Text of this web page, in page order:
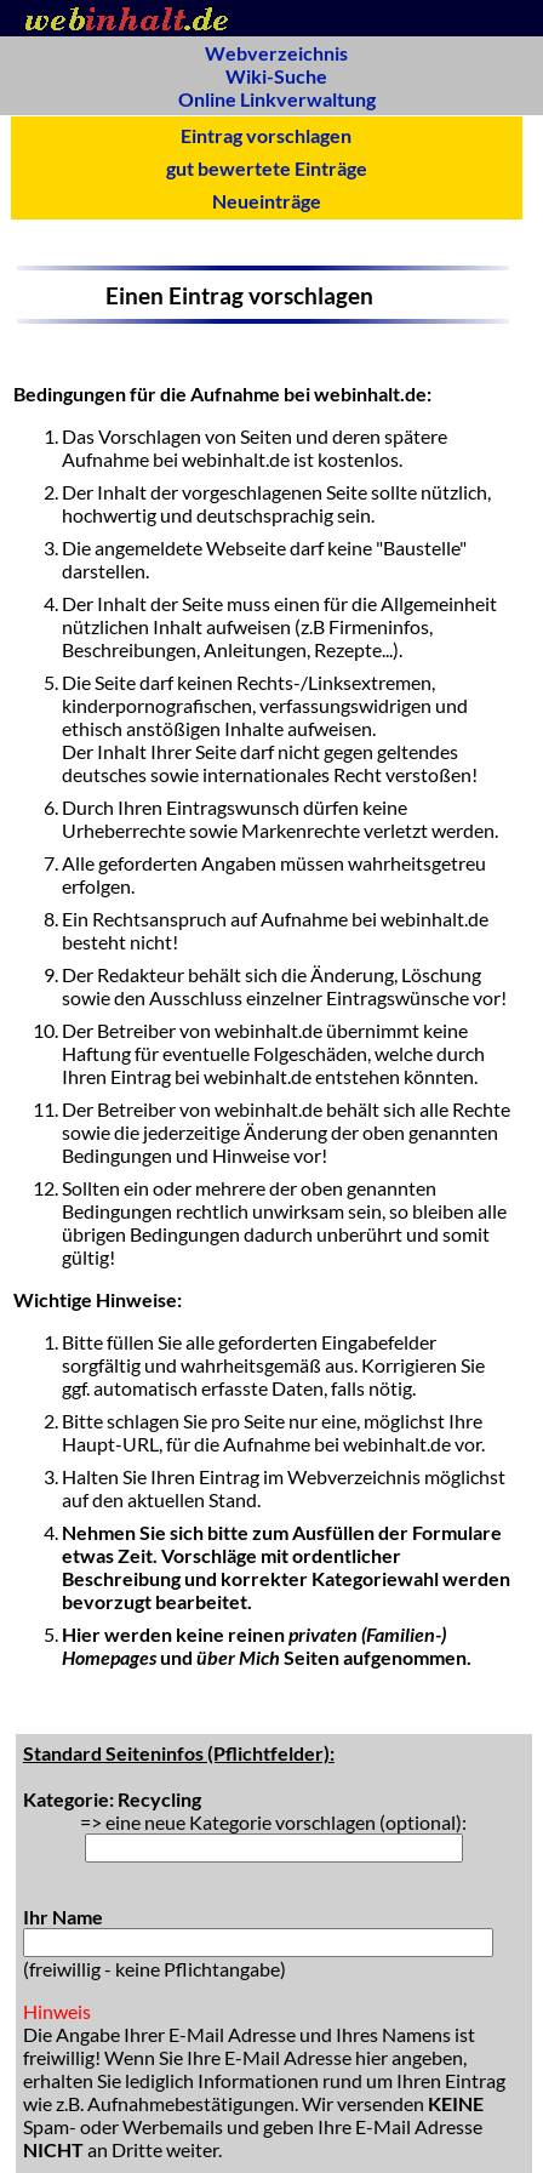
Webverzeichnis
Wiki-Suche
Online Linkverwaltung
Eintrag vorschlagen
gut bewertete Einträge
Neueinträge
Einen Eintrag vorschlagen
Bedingungen für die Aufnahme bei webinhalt.de:
Das Vorschlagen von Seiten und deren spätere
Aufnahme bei webinhalt.de ist kostenlos.
Der Inhalt der vorgeschlagenen Seite sollte nützlich,
hochwertig und deutschsprachig sein.
Die angemeldete Webseite darf keine "Baustelle"
darstellen.
Der Inhalt der Seite muss einen für die Allgemeinheit
nützlichen Inhalt aufweisen (z.B Firmeninfos,
Beschreibungen, Anleitungen, Rezepte...).
Die Seite darf keinen Rechts-/Linksextremen,
kinderpornografischen, verfassungswidrigen und
ethisch anstößigen Inhalte aufweisen.
Der Inhalt Ihrer Seite darf nicht gegen geltendes
deutsches sowie internationales Recht verstoßen!
Durch Ihren Eintragswunsch dürfen keine
Urheberrechte sowie Markenrechte verletzt werden.
Alle geforderten Angaben müssen wahrheitsgetreu
erfolgen.
Ein Rechtsanspruch auf Aufnahme bei webinhalt.de
besteht nicht!
Der Redakteur behält sich die Änderung, Löschung
sowie den Ausschluss einzelner Eintragswünsche vor!
Der Betreiber von webinhalt.de übernimmt keine
Haftung für eventuelle Folgeschäden, welche durch
Ihren Eintrag bei webinhalt.de entstehen könnten.
Der Betreiber von webinhalt.de behält sich alle Rechte
sowie die jederzeitige Änderung der oben genannten
Bedingungen und Hinweise vor!
Sollten ein oder mehrere der oben genannten
Bedingungen rechtlich unwirksam sein, so bleiben alle
übrigen Bedingungen dadurch unberührt und somit
gültig!
Wichtige Hinweise:
Bitte füllen Sie alle geforderten Eingabefelder
sorgfältig und wahrheitsgemäß aus. Korrigieren Sie
ggf. automatisch erfasste Daten, falls nötig.
Bitte schlagen Sie pro Seite nur eine, möglichst Ihre
Haupt-URL, für die Aufnahme bei webinhalt.de vor.
Halten Sie Ihren Eintrag im Webverzeichnis möglichst
auf den aktuellen Stand.
Nehmen Sie sich bitte zum Ausfüllen der Formulare
etwas Zeit. Vorschläge mit ordentlicher
Beschreibung und korrekter Kategoriewahl werden
bevorzugt bearbeitet.
Hier werden keine reinenprivaten (Familien-)
Homepagesund über Mich Seiten aufgenommen.
Standard Seiteninfos (Pflichtfelder):
Kategorie: Recycling
=> eine neue Kategorie vorschlagen (optional):
Ihr Name
(freiwillig - keine Pflichtangabe)
Hinweis
Die Angabe Ihrer E-Mail Adresse und Ihres Namens ist
freiwillig! Wenn Sie Ihre E-Mail Adresse hier angeben,
erhalten Sie lediglich Informationen rund um Ihren Eintrag
wie z.B. Aufnahmebestätigungen. Wir versenden KEINE
Spam- oder Werbemails und geben Ihre E-Mail Adresse
NICHTan Dritte weiter.